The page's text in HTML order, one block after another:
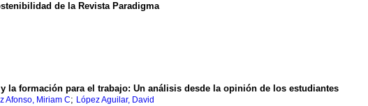
de la Revista Paradigma
la formación para el trabajo: Un análisis desde la opinión de los estudiantes
Afonso, Miriam C; López Aguilar, David